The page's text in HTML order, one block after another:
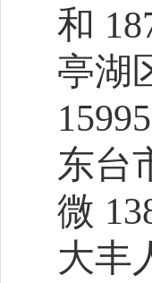
和
亭湖
东台
微
大丰